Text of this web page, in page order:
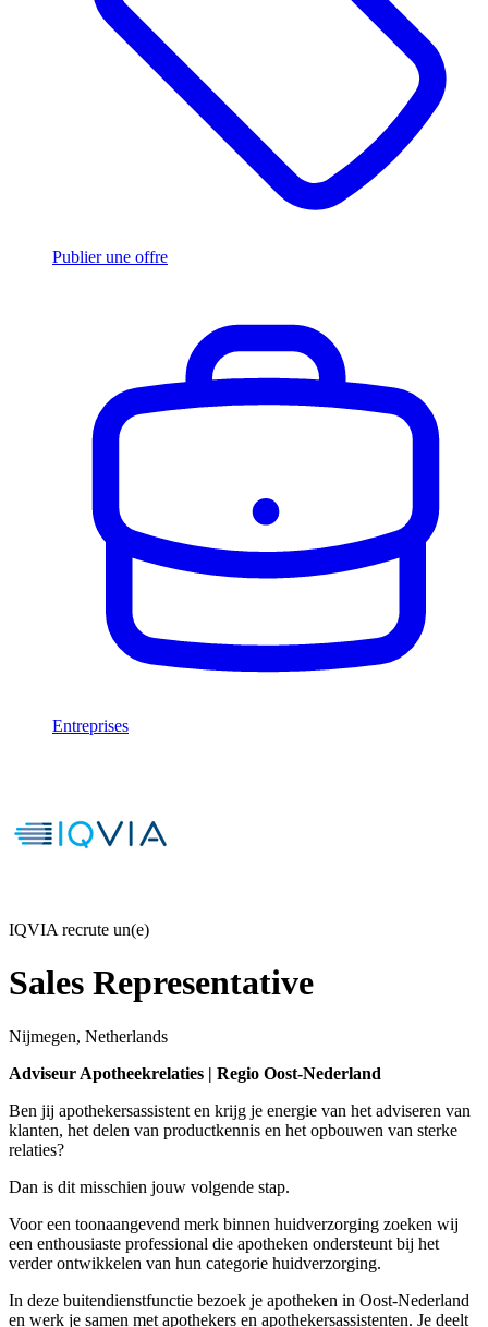
Publier une offre
Entreprises
IQVIA recrute un(e)
Sales Representative
Nijmegen, Netherlands
Adviseur Apotheekrelaties | Regio Oost-Nederland
Ben jij apothekersassistent en krijg je energie van het adviseren van
klanten, het delen van productkennis en het opbouwen van sterke
relaties?
Dan is dit misschien jouw volgende stap.
Voor een toonaangevend merk binnen huidverzorging zoeken wij
een enthousiaste professional die apotheken ondersteunt bij het
verder ontwikkelen van hun categorie huidverzorging.
In deze buitendienstfunctie bezoek je apotheken in Oost-Nederland
en werk je samen met apothekers en apothekersassistenten. Je deelt